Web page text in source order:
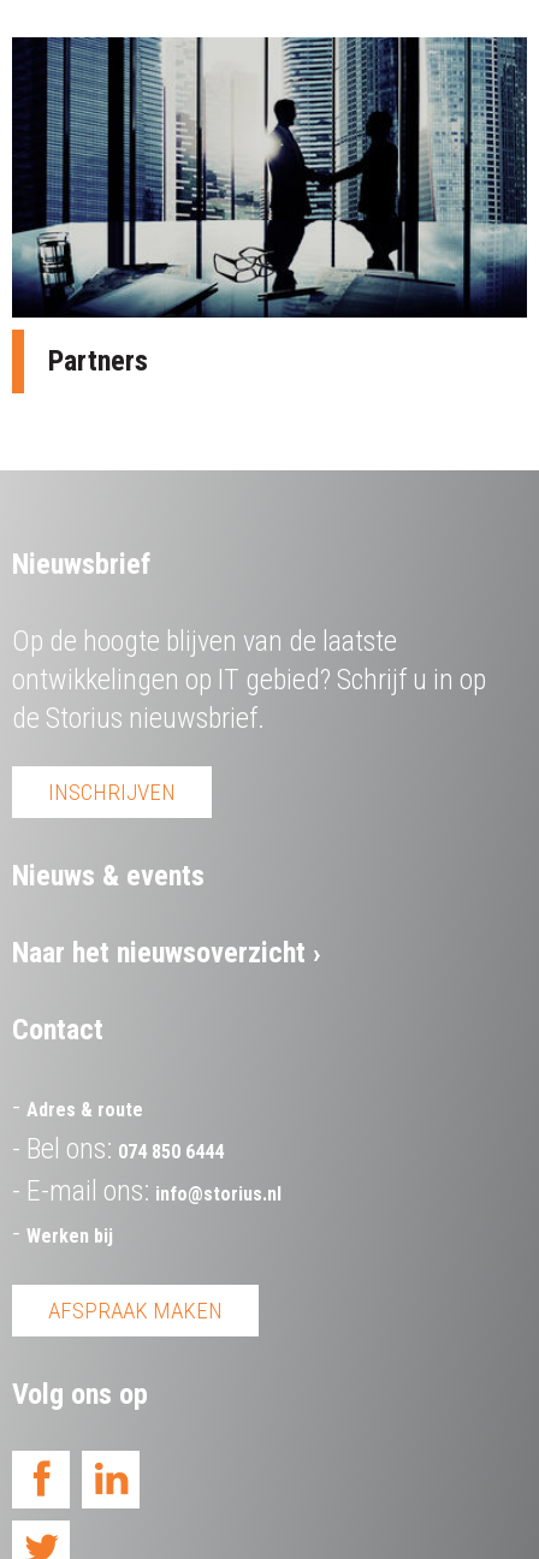
Partners
Nieuwsbrief
Op de hoogte blijven van de laatste
ontwikkelingen op IT gebied? Schrijf u in op
de Storius nieuwsbrief.
INSCHRIJVEN
Nieuws & events
Naar het nieuwsoverzicht
Contact
Adres & route
Bel ons: 074 850 6444
E-mail ons: info@storius.nl
Werken bij
AFSPRAAK MAKEN
Volg ons op